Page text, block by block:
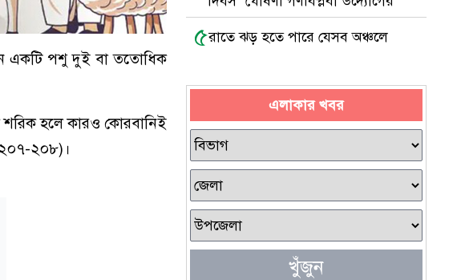
একটি পশু দুই বা ততোধিক
শরিক হলে কারও কোরবানিই
২০৭-২০৮)।
৫রাতে ঝড় হতে পারে যেসব অঞ্চলে
এলাকার খবর
খুঁজুন